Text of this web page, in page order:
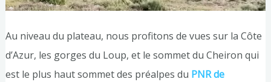
Au niveau du plateau, nous profitons de vues sur la Côte
d’Azur, les gorges du Loup, et le sommet du Cheiron qui
est le plus haut sommet des préalpes du PNR de